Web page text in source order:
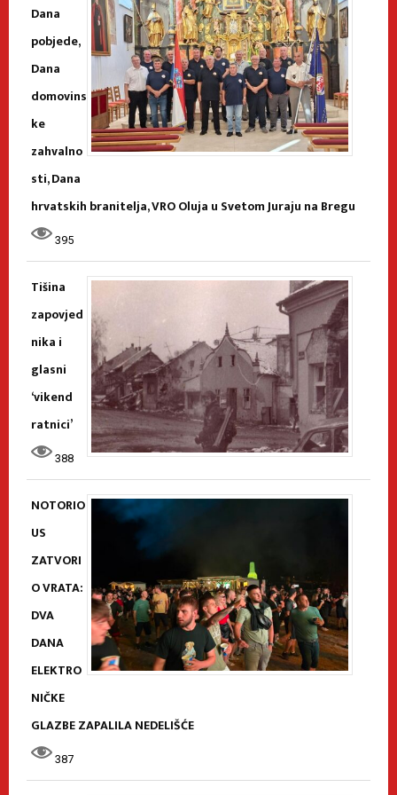
Dana
pobjede,
Dana
domovins
ke
zahvalno
sti, Dana
hrvatskih branitelja, VRO Oluja u Svetom Juraju na Bregu
395
Tišina
zapovjed
nika i
glasni
‘vikend
ratnici’
388
NOTORIO
US
ZATVORI
O VRATA:
DVA
DANA
ELEKTRO
NIČKE
GLAZBE ZAPALILA NEDELIŠĆE
387